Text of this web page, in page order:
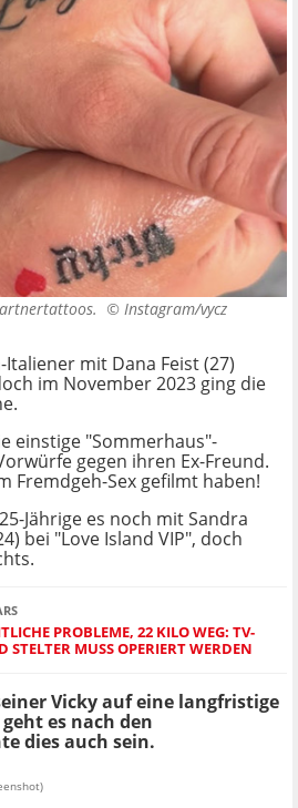
© Instagram/vycz
mit Dana Feist (27)
im November 2023 ging die
einstige "Sommerhaus"-
gegen ihren Ex-Freund.
Fremdgeh-Sex gefilmt haben!
Jährige es noch mit Sandra
bei "Love Island VIP", doch
PROBLEME, 22 KILO WEG: TV-
STELTER MUSS OPERIERT WERDEN
Vicky auf eine langfristige
es nach den
dies auch sein.